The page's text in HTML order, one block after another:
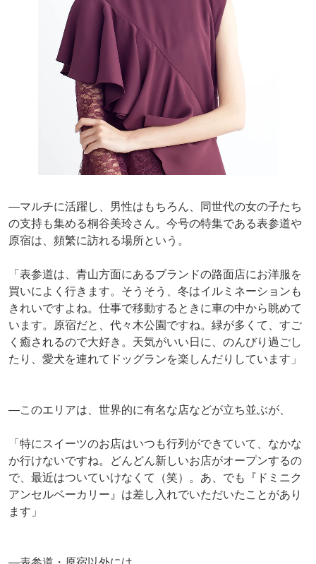
―マルチに活躍し、男性はもちろん、同世代の女の子たち
の支持も集める桐谷美玲さん。今号の特集である表参道や
原宿は、頻繁に訪れる場所という。
「表参道は、青山方面にあるブランドの路面店にお洋服を
買いによく行きます。そうそう、冬はイルミネーションも
きれいですよね。仕事で移動するときに車の中から眺めて
います。原宿だと、代々木公園ですね。緑が多くて、すご
く癒されるので大好き。天気がいい日に、のんびり過ごし
たり、愛犬を連れてドッグランを楽しんだりしています」
―このエリアは、世界的に有名な店などが立ち並ぶが、
「特にスイーツのお店はいつも行列ができていて、なかな
か行けないですね。どんどん新しいお店がオープンするの
で、最近はついていけなくて（笑）。あ、でも『ドミニク
アンセルベーカリー』は差し入れでいただいたことがあり
ます」